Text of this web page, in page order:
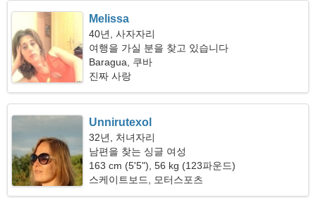
Melissa
40년, 사자자리
여행을 가실 분을 찾고 있습니다
Baragua, 쿠바
진짜 사랑
Unnirutexol
32년, 처녀자리
남편을 찾는 싱글 여성
163 cm (5'5"), 56 kg (123파운드)
스케이트보드, 모터스포츠